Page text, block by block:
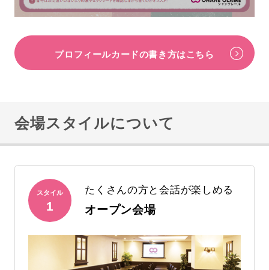
プロフィールカードの書き方はこちら
会場スタイルについて
スタイル
1
たくさんの方と会話が楽しめる
オープン会場